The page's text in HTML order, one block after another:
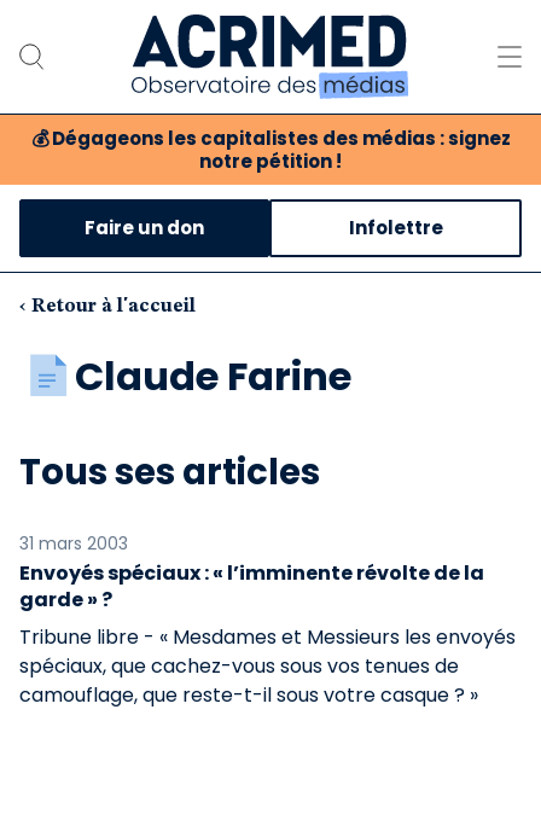
💰 Dégageons les capitalistes des médias : signez
notre pétition !
Notre association
Notre critique des médias
Nos propositions
Notre revue
Faire un don Infolettre
‹ Retour à l'accueil
Claude Farine
Tous ses articles
31 mars 2003
Envoyés spéciaux : « l’imminente révolte de la
garde » ?
Tribune libre - « Mesdames et Messieurs les envoyés
spéciaux, que cachez-vous sous vos tenues de
camouflage, que reste-t-il sous votre casque ? »